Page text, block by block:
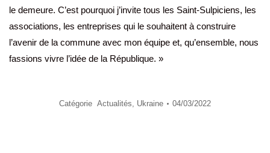
le demeure. C’est pourquoi j’invite tous les Saint-Sulpiciens, les
associations, les entreprises qui le souhaitent à construire
l’avenir de la commune avec mon équipe et, qu’ensemble, nous
fassions vivre l’idée de la République. »
Catégorie Actualités, Ukraine 04/03/2022